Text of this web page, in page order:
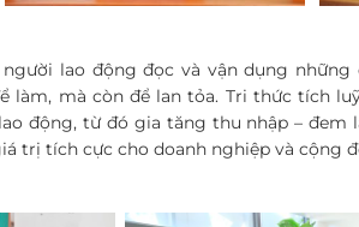
lao động đọc và vận dụng
làm, mà còn để lan tỏa. Tri thức tích
động, từ đó gia tăng thu nhập –
trị tích cực cho doanh nghiệp và cộng